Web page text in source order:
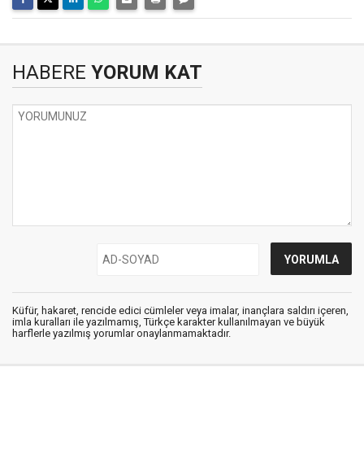
HABERE YORUM KAT
Küfür, hakaret, rencide edici cümleler veya imalar, inançlara saldırı içeren,
imla kuralları ile yazılmamış, Türkçe karakter kullanılmayan ve büyük
harflerle yazılmış yorumlar onaylanmamaktadır.